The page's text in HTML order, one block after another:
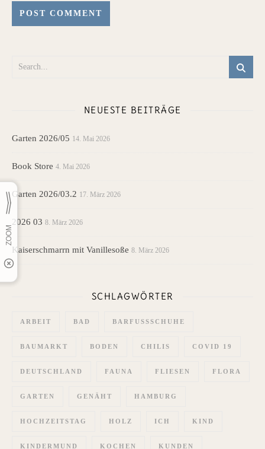
NEUESTE BEITRÄGE
Garten 2026/05 14. Mai 2026
Book Store 4. Mai 2026
Garten 2026/03.2 17. März 2026
2026 03 8. März 2026
Kaiserschmarrn mit Vanillesoße 8. März 2026
SCHLAGWÖRTER
ARBEIT BAD BARFUSSSCHUHE
BAUMARKT BODEN CHILIS COVID 19
DEUTSCHLAND FAUNA FLIESEN FLORA
GARTEN GENÄHT HAMBURG
HOCHZEITSTAG HOLZ ICH KIND
KINDERMUND KOCHEN KUNDEN